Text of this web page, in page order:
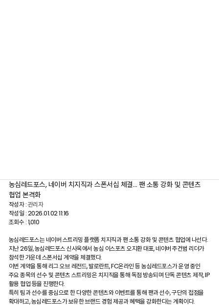
농심레드포스, 네이버 치지직과 스폰서십 체결… 팬 소통 강화 및 콘텐츠
협업 본격화
작성자 :관리자
작성일 : 2026.01.02 11:16
조회수 : 1,010
농심레드포스는 네이버 스트리밍 플랫폼 치지직과 팬 소통 강화 및 콘텐츠 협업에 나선다.
지난 26일, 농심레드포스 신사옥에서 농심 이스포츠 오지환 대표, 네이버 주건범 리더가
참석한 가운데 스폰서십 계약을 체결했다.
이번 계약을 통해 리그 오브 레전드, 발로란트, FC온라인 등 농심레드포스가 운영 중인
주요 종목의 선수 및 콘텐츠 스트리밍은 치지직을 통해 독점 방송되며 단독 콘텐츠 제작, IP
활용 협업 등을 진행한다.
특히 팀과 선수를 중심으로 한 다양한 콘텐츠와 이벤트를 통해 팬과 선수, 구단의 접점을
확대하고, 농심레드포스가 보유한 브랜드 경험 제공과 혜택을 강화한다는 계획이다.